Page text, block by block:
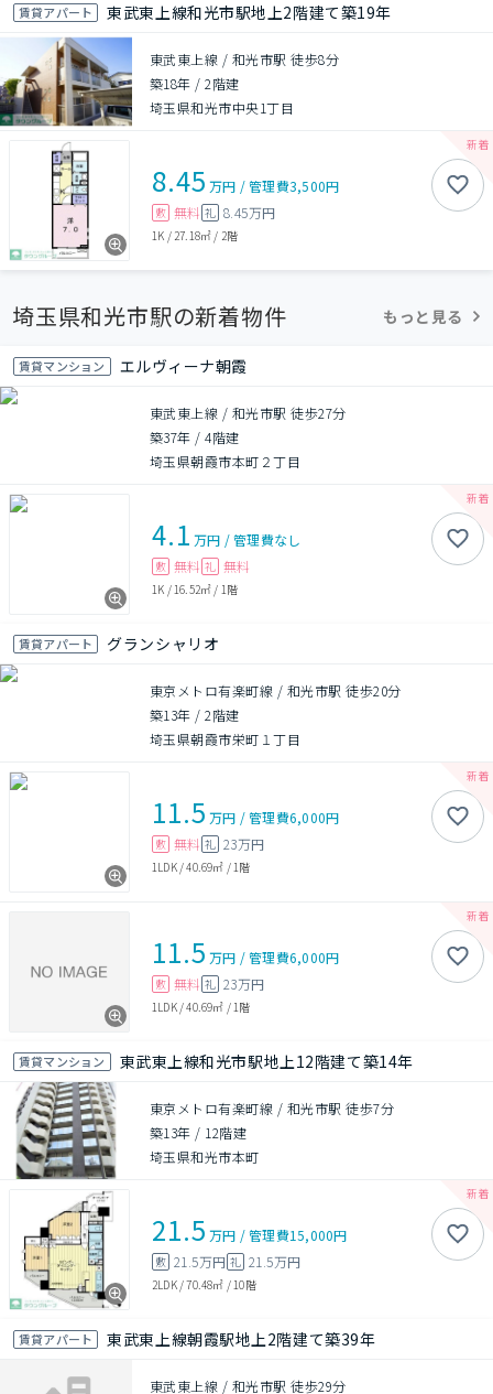
賃貸アパート 東武東上線和光市駅地上2階建て築19年
東武東上線 / 和光市駅 徒歩8分
築18年 /2階建
埼玉県和光市中央1丁目
8.45 万円 /管理費3,500円
敷 無料 礼 8.45万円
1K / 27.18㎡ / 2階
埼玉県和光市駅の新着物件 もっと見る
賃貸マンション エルヴィーナ朝霞
東武東上線 / 和光市駅 徒歩27分
築37年 /4階建
埼玉県朝霞市本町２丁目
4.1 万円 /管理費なし
敷 無料 礼 無料
1K / 16.52㎡ / 1階
賃貸アパート グランシャリオ
東京メトロ有楽町線 / 和光市駅 徒歩20分
築13年 /2階建
埼玉県朝霞市栄町１丁目
11.5 万円 /管理費6,000円
敷 無料 礼 23万円
1LDK/40.69㎡ / 1階
11.5 万円 /管理費6,000円
敷 無料 礼 23万円
1LDK/40.69㎡ / 1階
賃貸マンション 東武東上線和光市駅地上12階建て築14年
東京メトロ有楽町線 / 和光市駅 徒歩7分
築13年 / 12階建
埼玉県和光市本町
21.5 万円 /管理費15,000円
敷 21.5万円 礼 21.5万円
2LDK/70.48㎡ / 10階
賃貸アパート 東武東上線朝霞駅地上2階建て築39年
東武東上線 / 和光市駅 徒歩29分